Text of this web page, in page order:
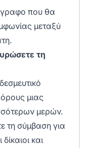
που θα
μεταξύ
τη
μιας
μερών.
τη σύμβαση για
και